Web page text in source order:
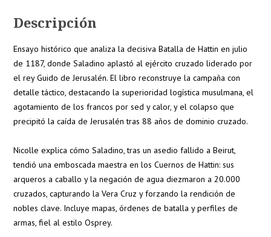
Descripción
Ensayo histórico que analiza la decisiva Batalla de Hattin en julio
de 1187, donde Saladino aplastó al ejército cruzado liderado por
el rey Guido de Jerusalén. El libro reconstruye la campaña con
detalle táctico, destacando la superioridad logística musulmana, el
agotamiento de los francos por sed y calor, y el colapso que
precipitó la caída de Jerusalén tras 88 años de dominio cruzado.
Nicolle explica cómo Saladino, tras un asedio fallido a Beirut,
tendió una emboscada maestra en los Cuernos de Hattin: sus
arqueros a caballo y la negación de agua diezmaron a 20.000
cruzados, capturando la Vera Cruz y forzando la rendición de
nobles clave. Incluye mapas, órdenes de batalla y perfiles de
armas, fiel al estilo Osprey.